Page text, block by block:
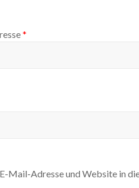
*
Mail-Adresse und Website in